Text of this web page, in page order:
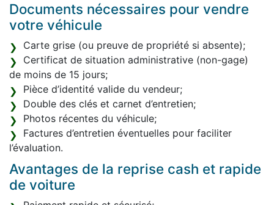
Documents nécessaires pour vendre
votre véhicule
Carte grise (ou preuve de propriété si absente);
Certificat de situation administrative (non-gage)
de moins de 15 jours;
Pièce d’identité valide du vendeur;
Double des clés et carnet d’entretien;
Photos récentes du véhicule;
Factures d’entretien éventuelles pour faciliter
l’évaluation.
Avantages de la reprise cash et rapide
de voiture